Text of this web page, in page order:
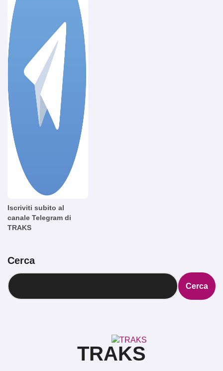
Iscriviti subito al
canale Telegram di
TRAKS
Cerca
Cerca
TRAKS